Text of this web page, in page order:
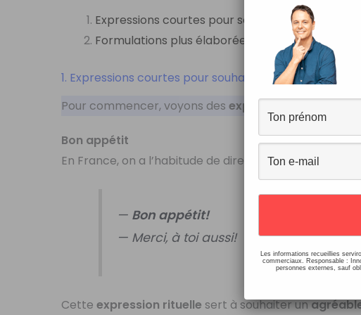
Expressions courtes pour souhaiter bon appétit
Formulations plus élaborées pour dire bon
1. Expressions courtes pour souhaiter bon appétit en
Pour commencer, voyons desexpressions simples
Bon appétit
En France, on a l’habitude de dire “
bon appétit
— Bon appétit!
— Merci, à toi aussi!
Cetteexpression rituelle sert à souhaiter un
Les informations recueillies
commerciaux. Responsable :
personnes externes, sauf